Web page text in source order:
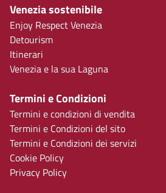
Venezia sostenibile
Enjoy Respect Venezia
Detourism
Itinerari
Venezia e la sua Laguna
Termini e Condizioni
Termini e condizioni di vendita
Termini e Condizioni del sito
Termini e Condizioni dei servizi
Cookie Policy
Privacy Policy